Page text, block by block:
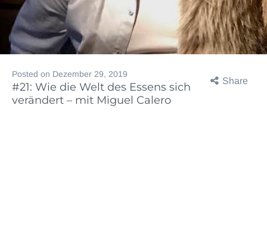
Share
Posted on Dezember 29, 2019
#21: Wie die Welt des Essens sich
verändert – mit Miguel Calero